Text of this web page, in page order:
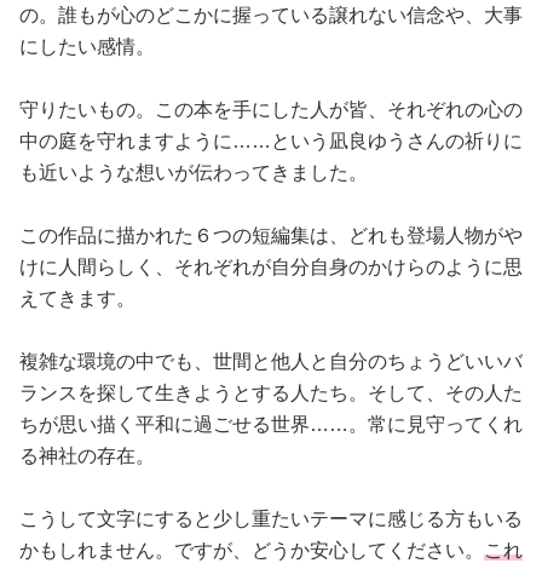
の。誰もが心のどこかに握っている譲れない信念や、大事
にしたい感情。
守りたいもの。この本を手にした人が皆、それぞれの心の
中の庭を守れますように……という凪良ゆうさんの祈りに
も近いような想いが伝わってきました。
この作品に描かれた６つの短編集は、どれも登場人物がや
けに人間らしく、それぞれが自分自身のかけらのように思
えてきます。
複雑な環境の中でも、世間と他人と自分のちょうどいいバ
ランスを探して生きようとする人たち。そして、その人た
ちが思い描く平和に過ごせる世界……。常に見守ってくれ
る神社の存在。
こうして文字にすると少し重たいテーマに感じる方もいる
かもしれません。ですが、どうか安心してください。 これ